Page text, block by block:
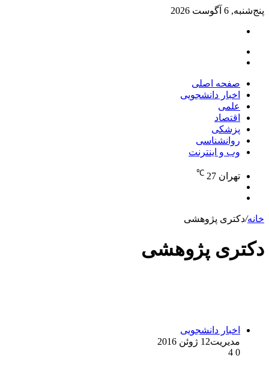
پنج‌شنبه, 6 آگوست 2026
صفحه اصلی
اخبار دانشجویی
علمی
اقتصاد
پزشکی
روانشناسی
وب و اینترنت
تهران 27
℃
خانه/دکتری پژوهشی
دکتری پژوهشی
اخبار دانشجویی
مدیریت12 ژوئن 2016
0